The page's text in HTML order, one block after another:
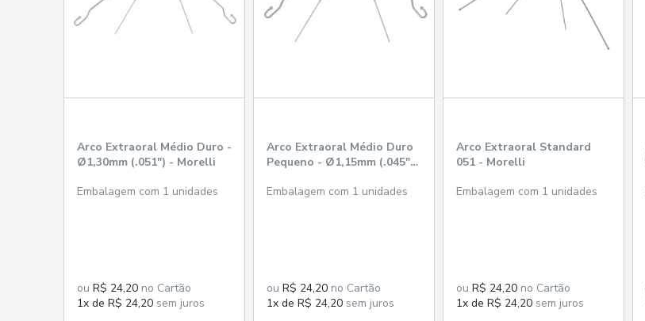
Arco Extraoral Médio Duro -
Ø1,30mm (.051") - Morelli
Embalagem com 1 unidades
ou R$ 24,20 no Cartão
1x de R$ 24,20 sem juros
Arco Extraoral Médio Duro
Pequeno - Ø1,15mm (.045")
Embalagem com 1 unidades
ou R$ 24,20 no Cartão
1x de R$ 24,20 sem juros
Arco Extraoral Standard
051 - Morelli
Embalagem com 1 unidades
ou R$ 24,20 no Cartão
1x de R$ 24,20 sem juros